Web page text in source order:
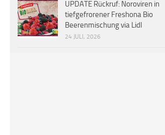
UPDATE Rückruf: Noroviren in
tiefgefrorener Freshona Bio
Beerenmischung via Lidl
24 JULI, 2026